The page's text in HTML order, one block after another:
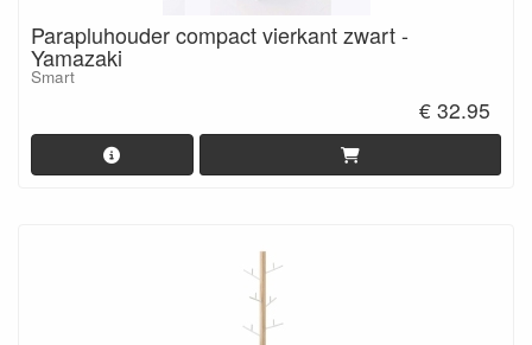
Parapluhouder compact vierkant zwart -
Yamazaki
Smart
€ 32.95